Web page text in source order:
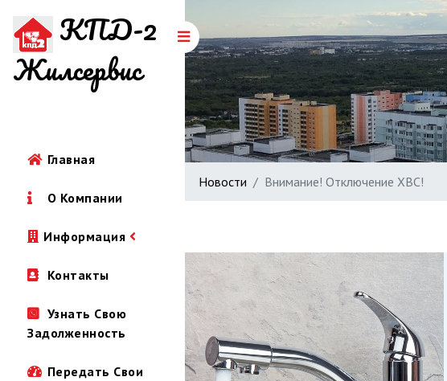
КПД-2
Жилсервис
Главная
О Компании
Информация
Контакты
Узнать Свою
Задолженность
Передать Свои
Новости Внимание! Отключение ХВС!